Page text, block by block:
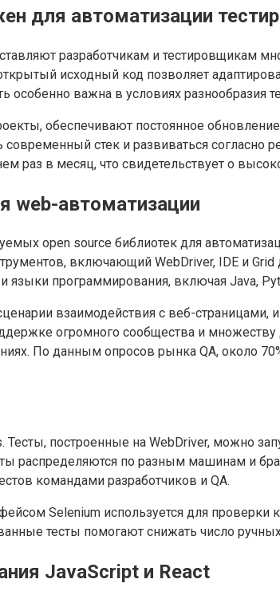
для автоматизации
разработчикам и тестировщикам
исходный код позволяет
важна в условиях разнообразия
обеспечивают постоянное
стек и развиваться
раз в месяц, что свидетельствует о
web-автоматизации
open source библиотек для
включающий WebDriver, IDE и Grid
программирования, включая Java,
взаимодействия с веб-страницами,
огромного сообщества и
По данным опросов рынка QA, около
построенные на WebDriver, можно
распределяются по разным машинам и
командами разработчиков и QA.
Selenium используется для проверки
тесты помогают снижать число
JavaScript и React